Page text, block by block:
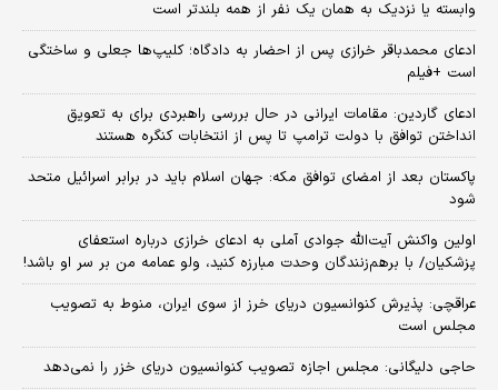
وابسته یا نزدیک به همان یک نفر از همه بلندتر است
ادعای محمدباقر خرازی پس از احضار به دادگاه؛ کلیپ‌ها جعلی و ساختگی
است +فیلم
ادعای گاردین: مقامات ایرانی در حال بررسی راهبردی برای به تعویق
انداختن توافق با دولت ترامپ تا پس از انتخابات کنگره هستند
پاکستان بعد از امضای توافق مکه: جهان اسلام باید در برابر اسرائیل متحد
شود
اولین واکنش آیت‌الله جوادی آملی به ادعای خرازی درباره استعفای
پزشکیان/ با برهم‌زنندگان وحدت مبارزه کنید، ولو عمامه من بر سر او باشد!
عراقچی: پذیرش کنوانسیون دریای خرز از سوی ایران، منوط به تصویب
مجلس است
حاجی دلیگانی: مجلس اجازه تصویب کنوانسیون دریای خزر را نمی‌دهد